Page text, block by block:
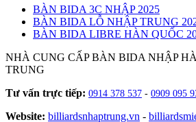
BÀN BIDA 3C NHẬP 2025
BÀN BIDA LỖ NHẬP TRUNG
BÀN BIDA LIBRE HÀN QUỐC
NHÀ CUNG CẤP BÀN BIDA NHẬP
TRUNG
Tư vấn trực tiếp: 0914 378 537 - 0909 095
Website: billiardsnhaptrung.vn -